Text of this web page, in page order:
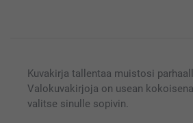
Kuvakirja tallentaa muistosi
Valokuvakirjoja on usean
valitse sinulle sopivin.